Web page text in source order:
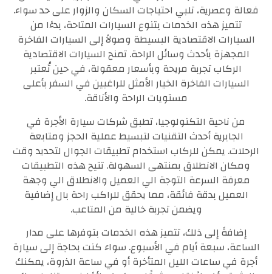
فعالة وعصرية، تلبي احتياجات السكان والزوار على حد سواء.
تتميز هذه الخدمات بتنوع السيارات المتاحة، بدءًا من
السيارات الاقتصادية البسيطة وصولاً إلى السيارات الفاخرة
المجهزة بأحدث وسائل الراحة. تمنح السيارات الاقتصادية
الركاب تجربة مريحة وبأسعار معقولة، في حين تُعتبر
السيارات الفاخرة الخيار الأمثل للراغبين في السفر بأعلى
مستويات الراحة والأناقة.
من ناحية التكنولوجيا، تطبق شركات سيارة الأجرة في
الجابرية أحدث التقنيات لتبسيط عملية الحجز ومتابعة
الرحلات. يمكن للركاب استخدام تطبيقات الجوال لتحديد وقت
ومكان الانطلاق بمنتهى السهولة. تتيح هذه التطبيقات
معرفة السرعة التوجة الي العميل والانطلاق الي وجهة
العميل بدقة فائقة، مما يحقق للراكب راحة بال إضافية
ويضمن تجربة خالية من المتاعب.
إضافةً إلى ذلك، تتميز هذه الخدمات بتوفرها على مدار
الساعة، سبعة أيام في الأسبوع. سواء كنت بحاجة إلى سيارة
أجرة في ساعات الليل المتأخرة أو في ساعة الذروة، يمكنك